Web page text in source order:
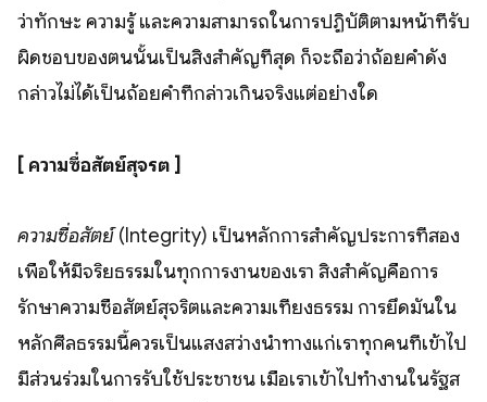
ว่าทักษะ ความรู้ และความสามารถในการปฏิบัติตามหน้าที่รับ
ผิดชอบของตนนั้นเป็นสิ่งสำคัญที่สุด ก็จะถือว่าถ้อยคำดัง
กล่าวไม่ได้เป็นถ้อยคำที่กล่าวเกินจริงแต่อย่างใด
[ ความซื่อสัตย์สุจริต ]
ความซื่อสัตย์(Integrity) เป็นหลักการสำคัญประการที่สอง
เพื่อให้มีจริยธรรมในทุกการงานของเรา สิ่งสำคัญคือการ
รักษาความซื่อสัตย์สุจริตและความเที่ยงธรรม การยึดมั่นใน
หลักศีลธรรมนี้ควรเป็นแสงสว่างนำทางแก่เราทุกคนที่เข้าไป
มีส่วนร่วมในการรับใช้ประชาชน เมื่อเราเข้าไปทำงานในรัฐส